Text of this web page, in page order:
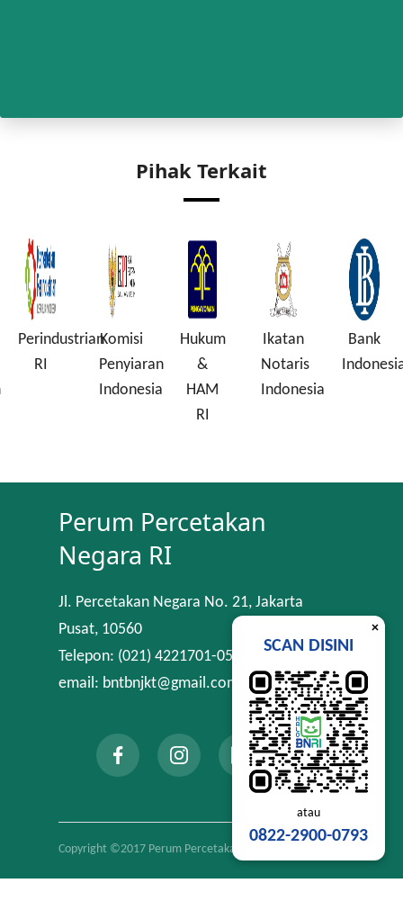
Pihak Terkait
Perindustrian
RI
Komisi
Penyiaran
Indonesia
Hukum
&
HAM
RI
Ikatan
Notaris
Indonesia
Bank
Perum Percetakan
Negara RI
Jl. Percetakan Negara No. 21, Jakarta
Pusat, 10560
Telepon: (021) 4221701-05
email: bntbnjkt@gmail.com
Copyright ©2017 Perum Percetakan Negara RI
×
SCAN DISINI
atau
0822-2900-0793